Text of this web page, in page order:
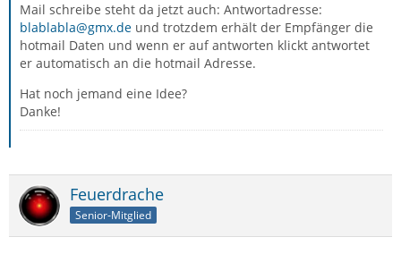
Mail schreibe steht da jetzt auch: Antwortadresse:
blablabla@gmx.de und trotzdem erhält der Empfänger die
hotmail Daten und wenn er auf antworten klickt antwortet
er automatisch an die hotmail Adresse.
Hat noch jemand eine Idee?
Danke!
Feuerdrache
Senior-Mitglied